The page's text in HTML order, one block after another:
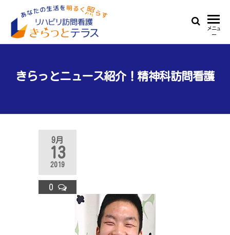
the
ハ
リ
問
っ
と
テ
生
活
メニュ
ー
きらっとニュース紹介！精神科訪問看護
9月
13
2019
0